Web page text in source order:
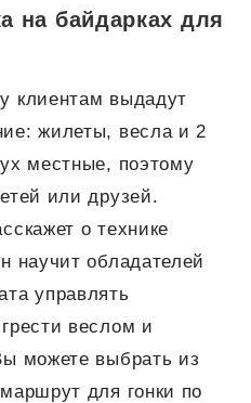
на байдарках для
клиентам выдадут
жилеты, весла и 2
местные, поэтому
или друзей.
о технике
научит обладателей
управлять
веслом и
можете выбрать из
для гонки по